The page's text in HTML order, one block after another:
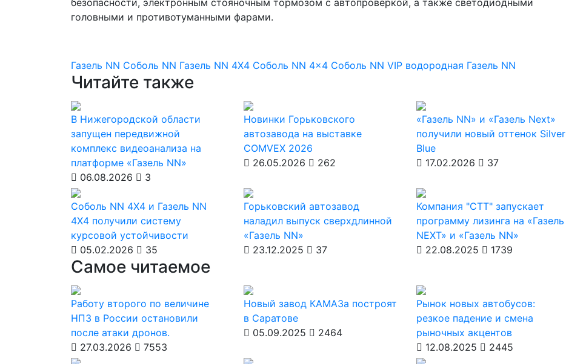
безопасности, электронным стояночным тормозом с автопроверкой, а также светодиодными
головными и противотуманными фарами.
Газель NN Соболь NN Газель NN 4X4 Соболь NN 4x4 Соболь NN VIP водородная Газель NN
Читайте также
В Нижегородской области
запущен передвижной
комплекс видеоанализа на
платформе «Газель NN»
06.08.2026
3
Новинки Горьковского
автозавода на выставке
COMVEX 2026
26.05.2026
262
«Газель NN» и «Газель Next»
получили новый оттенок Silver
Blue
17.02.2026
37
Соболь NN 4X4 и Газель NN
4X4 получили систему
курсовой устойчивости
05.02.2026
35
Горьковский автозавод
наладил выпуск сверхдлинной
«Газель NN»
23.12.2025
37
Компания "СТТ" запускает
программу лизинга на «Газель
NEXT» и «Газель NN»
22.08.2025
1739
Самое читаемое
Работу второго по величине
НПЗ в России остановили
после атаки дронов.
27.03.2026
7553
Новый завод КАМАЗа построят
в Саратове
05.09.2025
2464
Рынок новых автобусов:
резкое падение и смена
рыночных акцентов
12.08.2025
2445